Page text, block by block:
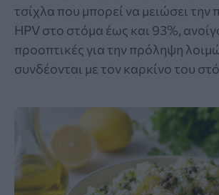
τσίχλα που μπορεί να μειώσει την
HPV στο στόμα έως και 93%,
προοπτικές για την πρόληψη
συνδέονται με τον καρκίνο του